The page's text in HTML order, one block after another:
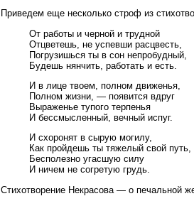
Приведем еще несколько строф из
От работы и черной и трудной
Отцветешь, не успевши расцвесть,
Погрузишься ты в сон непробудный,
Будешь нянчить, работать и есть.
И в лице твоем, полном движенья,
Полном жизни, — появится вдруг
Выраженье тупого терпенья
И бессмысленный, вечный испуг.
И схоронят в сырую могилу,
Как пройдешь ты тяжелый свой путь,
Бесполезно угасшую силу
И ничем не согретую грудь.
Стихотворение Некрасова — о печальной